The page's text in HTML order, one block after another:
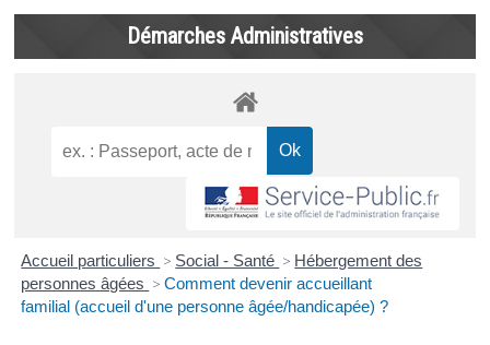
Démarches Administratives
Accueil particuliers > Social - Santé > Hébergement des
personnes âgées > Comment devenir accueillant
familial (accueil d'une personne âgée/handicapée) ?